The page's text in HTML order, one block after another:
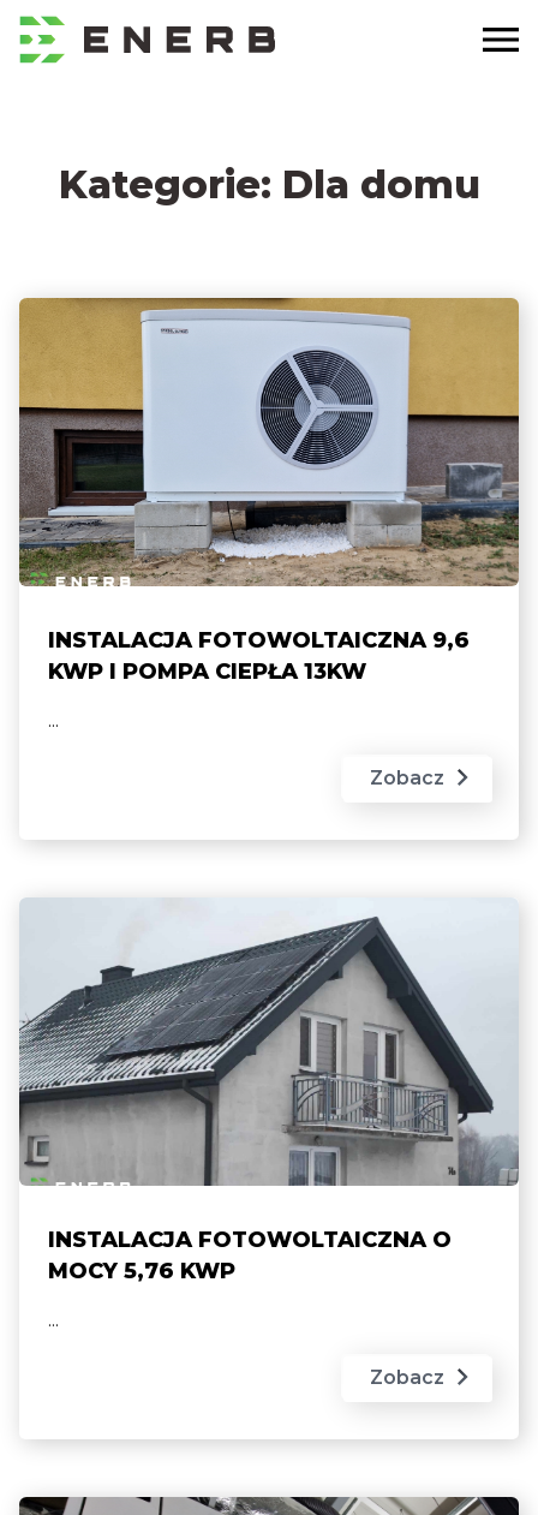
Kategorie: Dla domu
INSTALACJA FOTOWOLTAICZNA 9,6
KWP I POMPA CIEPŁA 13KW
...
Zobacz
INSTALACJA FOTOWOLTAICZNA O
MOCY 5,76 KWP
...
Zobacz